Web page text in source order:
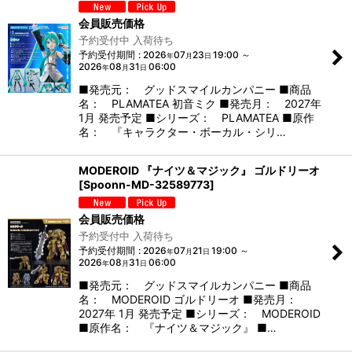
会員販売価格
予約受付中 入荷待ち
予約受付期間 : 2026年07月23 日 19:00 ～
2026年08月 31 日 06:00
■発売元： グッドスマイルカンパニー ■商品
名： PLAMATEA 初音ミク ■発売月： 2027年
1月 発売予定 ■シリーズ： PLAMATEA ■原作
名： 『キャラクター・ボーカル・シリ…
MODEROID 『ナイツ＆マジック』 ゴルドリーオ
[Spoonn-MD-32589773]
会員販売価格
予約受付中 入荷待ち
予約受付期間 : 2026年07月21日 19:00 ～
2026年08 月 31日 06:00
■発売元： グッドスマイルカンパニー ■商品
名： MODEROID ゴルドリーオ ■発売月：
2027年 1月 発売予定 ■シリーズ： MODEROID
■原作名： 『ナイツ＆マジック』 ■…